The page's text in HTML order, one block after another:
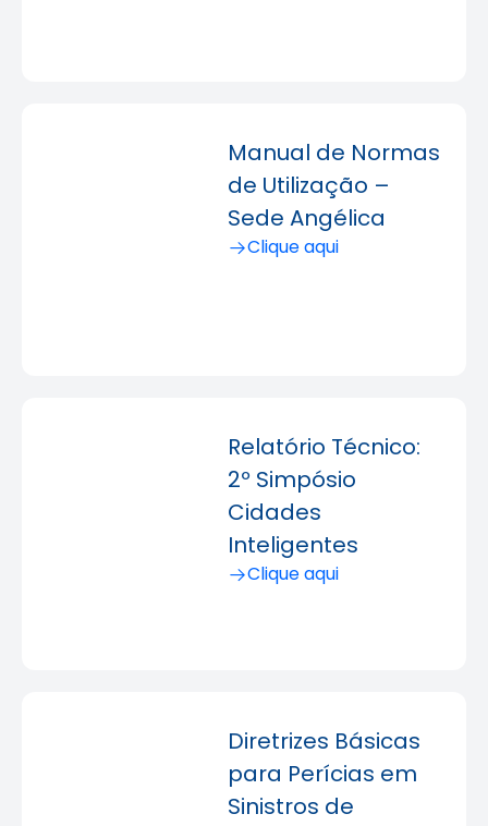
Manual de Normas
de Utilização –
Sede Angélica
Clique aqui
Relatório Técnico:
2º Simpósio
Cidades
Inteligentes
Clique aqui
Diretrizes Básicas
para Perícias em
Sinistros de